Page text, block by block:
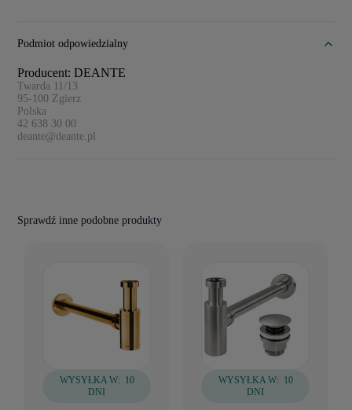
Podmiot odpowiedzialny
Producent: DEANTE
Twarda 11/13
95-100 Zgierz
Polska
42 638 30 00
deante@deante.pl
Sprawdź inne podobne produkty
WYSYŁKA W: 10
DNI
WYSYŁKA W: 10
DNI